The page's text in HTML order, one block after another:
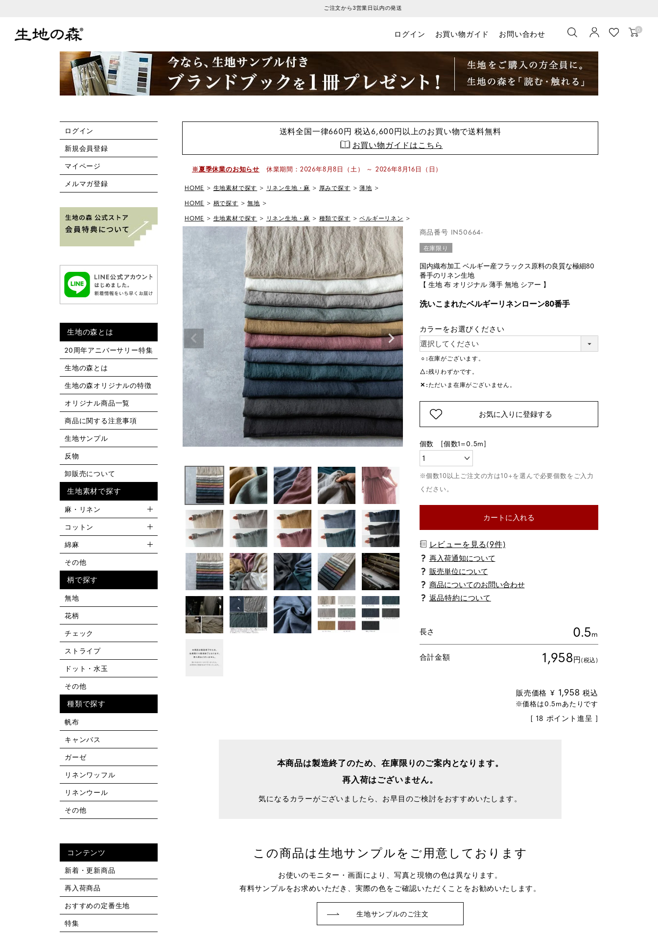
ご注文から3営業日以内の発送
ログイン お買い物ガイド お問い合わせ 0
送料全国一律660円 税込6,600円以上のお買い物で送料無料
お買い物ガイドはこちら
※夏季休業のお知らせ 休業期間：2026年8月8日（土） ～ 2026年8月16日（日）
HOME 生地素材で探す リネン生地・麻 厚みで探す
薄地
HOME
柄で探す
無地
HOME
生地素材で探す リネン生地・麻 種類で探す ベルギーリネン
商品番号 IN50664-
在庫限り
国内織布加工 ベルギー産フラックス原料の良質な極細80
番手のリネン生地
【 生地 布 オリジナル 薄手 無地 シアー 】
洗いこまれたベルギーリネンローン80番手
カラーをお選びください
○ 在庫がございます。
△ 残りわずかです。
✕ ただいま在庫がございません。
お気に入りに登録する
カートに入れる
レビューを見る(9件)
商品についてのお問い合わせ
返品特約について
長さ 0.5m
合計金額 1,958円(税込)
販売価格 ¥ 1,958 税込
[ 18 ポイント進呈 ]
本商品は製造終了のため、在庫限りのご案内となります。
再入荷はございません。
気になるカラーがございましたら、 お早目のご検討をおすすめいたします。
この商品は生地サンプルをご用意しております
お使いのモニター・画面により、写真と現物の色は異なります。
有料サンプルをお求めいただき、実際の色をご確認いただくことをお勧めいたします。
生地サンプルのご注文
ログイン
新規会員登録
マイページ
メルマガ登録
生地の森とは
20周年アニバーサリー特集
生地の森とは
生地の森オリジナルの特徴
オリジナル商品一覧
商品に関する注意事項
生地サンプル
反物
卸販売について
生地素材で探す
麻・リネン
コットン
綿麻
その他
柄で探す
無地
花柄
チェック
ストライプ
ドット・水玉
その他
種類で探す
帆布
キャンバス
ガーゼ
リネンワッフル
リネンウール
その他
コンテンツ
新着・更新商品
再入荷商品
おすすめの定番生地
特集